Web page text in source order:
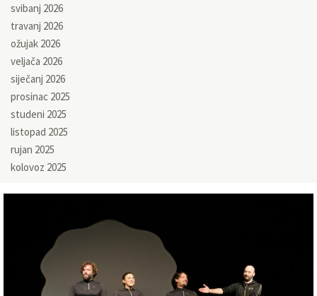
svibanj 2026
travanj 2026
ožujak 2026
veljača 2026
siječanj 2026
prosinac 2025
studeni 2025
listopad 2025
rujan 2025
kolovoz 2025